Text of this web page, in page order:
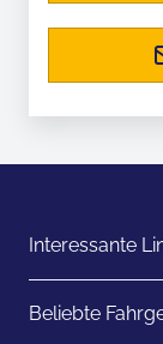
Interessante
Beliebte